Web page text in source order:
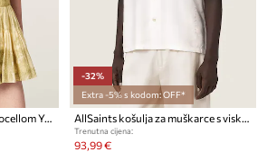
AllSaints ljetna haljina s lyocellom YANNA
-32%
Extra -5% s kodom: OFF*
AllSaints košulja za muškarce s viskozom PURLEY
Trenutna cijena:
93,99 €